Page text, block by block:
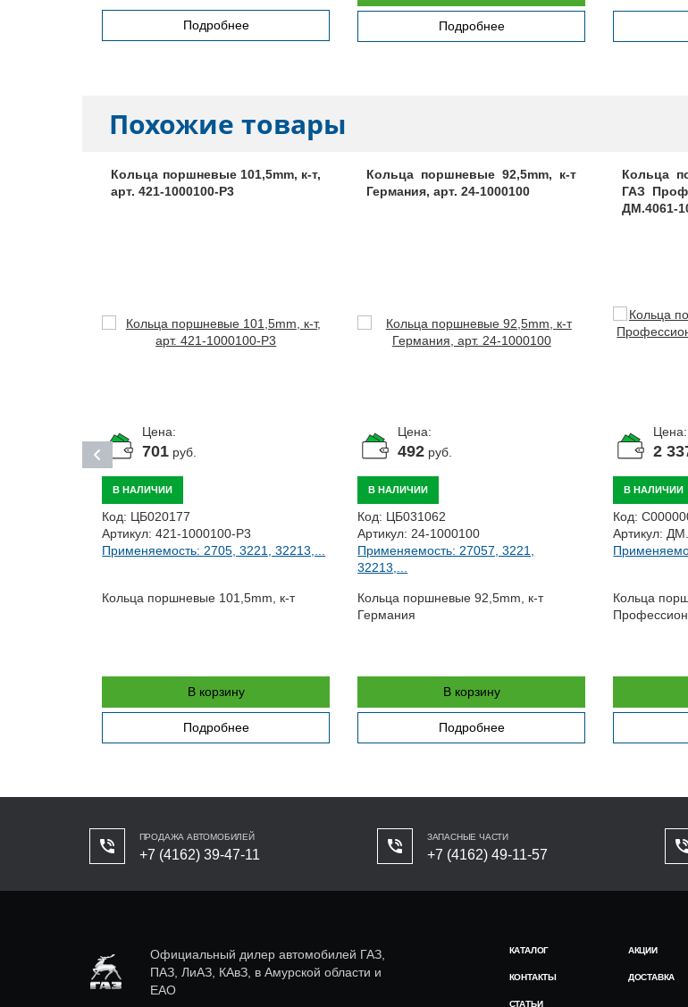
Подробнее Подробнее
Похожие товары
Кольца поршневые 101,5mm, к-т,
арт. 421-1000100-Р3
Цена:
701 руб.
В НАЛИЧИИ
Код: ЦБ020177
Артикул: 421-1000100-Р3
Применяемость: 2705, 3221, 32213,...
Кольца поршневые 101,5mm, к-т
В корзину
Подробнее
Кольца поршневые 92,5mm, к-т
Германия, арт. 24-1000100
Цена:
492 руб.
В НАЛИЧИИ
Код: ЦБ031062
Артикул: 24-1000100
Применяемость: 27057, 3221,
32213,...
Кольца поршневые 92,5mm, к-т
Германия
В корзину
Подробнее
Кольца
ГАЗ
ДМ.4061-
Цена:
2
В НАЛИЧИИ
Код:
Артикул:
Кольца
ПРОДАЖА АВТОМОБИЛЕЙ
+7 (4162) 39-47-11
ЗАПАСНЫЕ ЧАСТИ
+7 (4162) 49-11-57
Официальный дилер автомобилей ГАЗ,
ПАЗ, ЛиАЗ, КАвЗ, в Амурской области и
ЕАО
КАТАЛОГ АКЦИИ
КОНТАКТЫ ДОСТАВКА
СТАТЬИ